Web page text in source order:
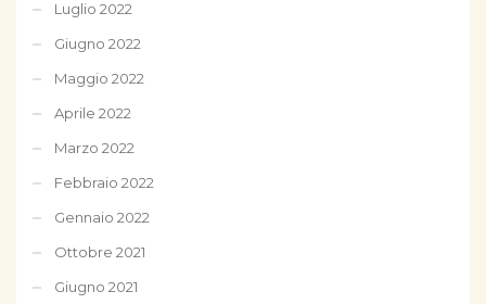
Luglio 2022
Giugno 2022
Maggio 2022
Aprile 2022
Marzo 2022
Febbraio 2022
Gennaio 2022
Ottobre 2021
Giugno 2021